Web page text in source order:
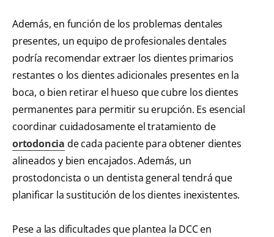
Además, en función de los problemas dentales
presentes, un equipo de profesionales dentales
podría recomendar extraer los dientes primarios
restantes o los dientes adicionales presentes en la
boca, o bien retirar el hueso que cubre los dientes
permanentes para permitir su erupción. Es esencial
coordinar cuidadosamente el tratamiento de
ortodoncia de cada paciente para obtener dientes
alineados y bien encajados. Además, un
prostodoncista o un dentista general tendrá que
planificar la sustitución de los dientes inexistentes.
Pese a las dificultades que plantea la DCC en